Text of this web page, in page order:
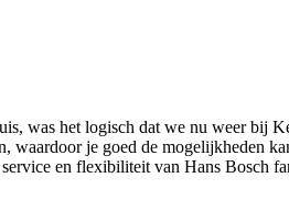
was het logisch dat we nu weer bij
je goed de mogelijkheden
en flexibiliteit van Hans Bosch